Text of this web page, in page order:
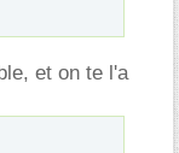
et on te l'a